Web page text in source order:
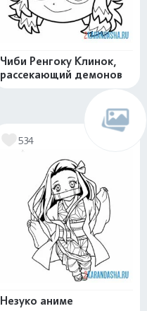
Чиби Ренгоку Клинок,
рассекающий демонов
534
Незуко аниме